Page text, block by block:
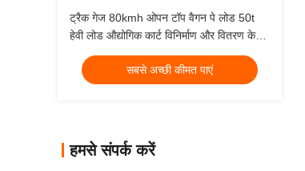
ट्रैक गेज 80kmh ओपन टॉप वैगन पे लोड 50t
हेवी लोड औद्योगिक कार्ट विनिर्माण और वितरण के
लिए उपयुक्त
सबसे अच्छी कीमत पाएं
हमसे संपर्क करें